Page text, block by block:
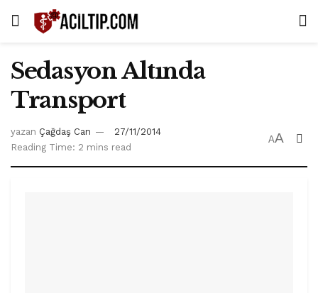
Sedasyon Altında
Transport
yazan Çağdaş Can
27/11/2014
Reading Time: 2 mins read
AA